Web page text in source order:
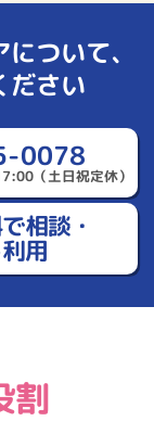
ついて、
ださい
0078
（土日祝定休）
相談・
用
割